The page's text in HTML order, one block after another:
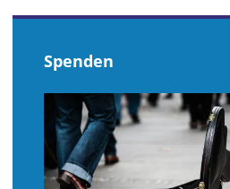
Spenden